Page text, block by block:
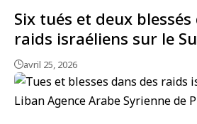
Six tués et deux blessés
raids israéliens sur le
avril 25, 2026